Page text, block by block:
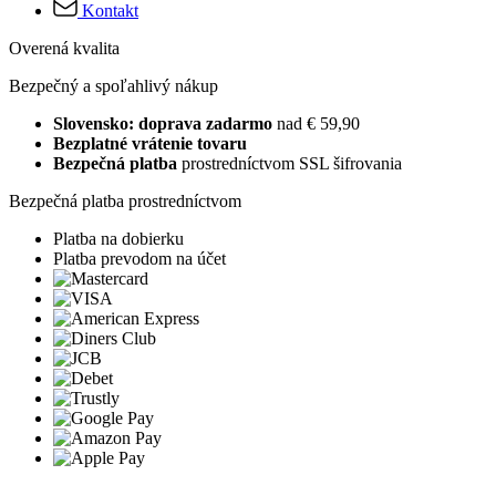
Kontakt
Overená kvalita
Bezpečný a spoľahlivý nákup
Slovensko: doprava zadarmo nad € 59,90
Bezplatné vrátenie tovaru
Bezpečná platba prostredníctvom SSL šifrovania
Bezpečná platba prostredníctvom
Platba na dobierku
Platba prevodom na účet